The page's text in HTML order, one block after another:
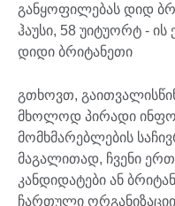
განყოფილებას დიდ
ჰაუსი, 58 უიტუორტ - ის
დიდი ბრიტანეთი
გთხოვთ,
მხოლოდ პირადი
მომხმარებლების
მაგალითად, ჩვენი
კანდიდატები ან
ჩართული